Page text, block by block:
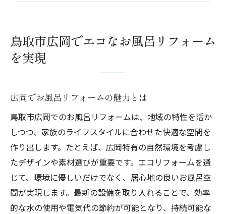
快適な浴室をエコリフォームで手に入れよう
浴室をエコ化する具体的な方法
快適さを重視したリフォーム例
鳥取市のエコ浴室改装の魅力
エコで快適な浴室の実現法
鳥取市での最新エコ浴室改装アイデア
広岡のリフォーム最新トレンド
お風呂をエコにする新技術とは
鳥取市広岡でエコなお風呂リフォーム
を実現
広岡でお風呂リフォームの魅力とは
鳥取市広岡でのお風呂リフォームは、地域の特性を活か
しつつ、家族のライフスタイルに合わせた快適な空間を
作り出します。たとえば、広岡特有の自然環境を考慮し
たデザインや素材選びが重要です。エコリフォームを通
じて、環境に優しいだけでなく、居心地の良いお風呂空
間が実現します。最新の設備を取り入れることで、効率
的な水の使用や電気代の節約が可能となり、持続可能な